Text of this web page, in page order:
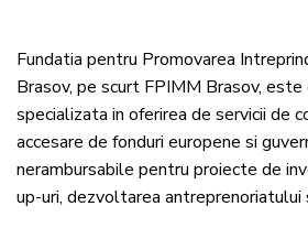
Fundatia pentru Promovarea
Brasov, pe scurt FPIMM Brasov,
specializata in oferirea de servicii de
accesare de fonduri europene si
nerambursabile pentru proiecte de
up-uri, dezvoltarea antreprenoriatului